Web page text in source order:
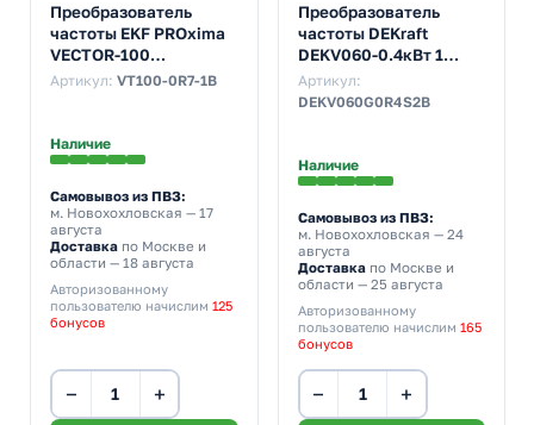
Преобразователь
частоты EKF PROxima
VECTOR-100
0,75/1,5кВт 1х230В
Артикул: VT100-0R7-1B
Наличие
Самовывоз из ПВЗ:
м. Новохохловская — 17
августа
Доставка по Москве и
области — 18 августа
Авторизованному
пользователю начислим 125
бонусов
− +
Преобразователь
частоты DEKraft
DEKV060-0.4кВт 1
фаза 220В с
тормозным модулем
Артикул:
DEKV060G0R4S2B
Наличие
Самовывоз из ПВЗ:
м. Новохохловская — 24
августа
Доставкапо Москве и
области — 25 августа
Авторизованному
пользователю начислим 165
бонусов
− +